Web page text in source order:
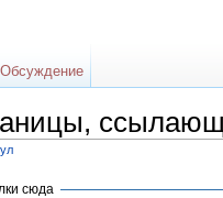
сюда
Обсуждение